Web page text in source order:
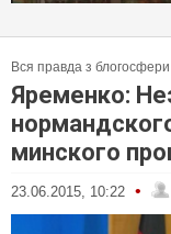
Вся правда з блогосфери
Яременко:
минского
23.06.2015, 10:22 •